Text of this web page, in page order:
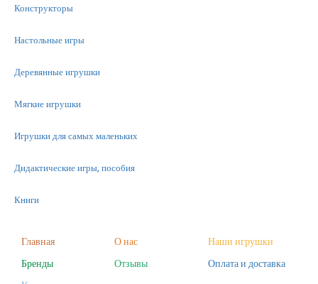
Конструкторы
Настольные игры
Деревянные игрушки
Мягкие игрушки
Игрушки для самых маленьких
Дидактические игры, пособия
Книги
Фигурки
Главная О нас
Наши игрушки
Бренды
Отзывы
Оплата и доставка